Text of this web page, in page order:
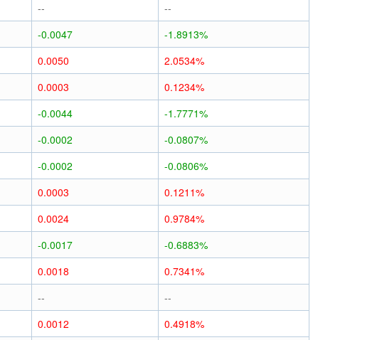
--
--
-0.0047
-1.8913%
0.0050
2.0534%
0.0003
0.1234%
-0.0044
-1.7771%
-0.0002
-0.0807%
-0.0002
-0.0806%
0.0003
0.1211%
0.0024
0.9784%
-0.0017
-0.6883%
0.0018
0.7341%
--
--
0.0012 0.4918%